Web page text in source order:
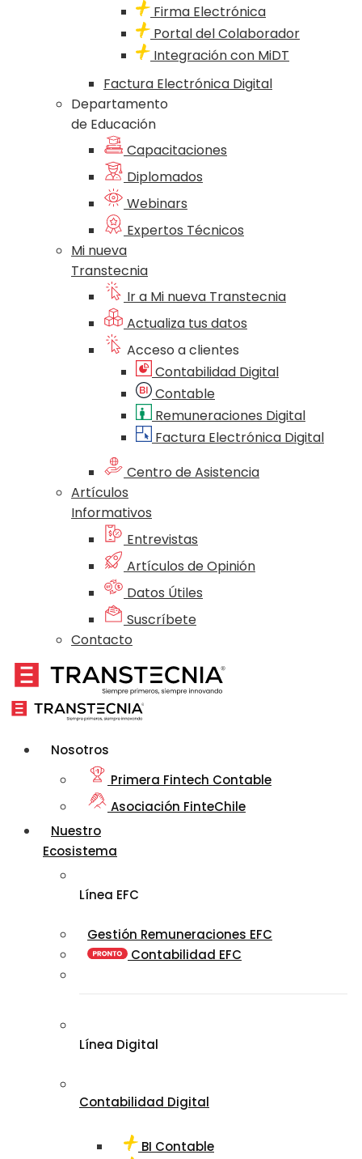
Firma Electrónica
Portal del Colaborador
Integración con MiDT
Factura Electrónica Digital
Departamento
de Educación
Capacitaciones
Diplomados
Webinars
Expertos Técnicos
Mi nueva
Transtecnia
Ir a Mi nueva Transtecnia
Actualiza tus datos
Acceso a clientes
Contabilidad Digital
Contable
Remuneraciones Digital
Factura Electrónica Digital
Centro de Asistencia
Artículos
Informativos
Entrevistas
Artículos de Opinión
Datos Útiles
Suscríbete
Contacto
Nosotros
Primera Fintech Contable
Asociación FinteChile
Nuestro
Ecosistema
Línea EFC
Gestión Remuneraciones EFC
Contabilidad EFC
Línea Digital
Contabilidad Digital
BI Contable